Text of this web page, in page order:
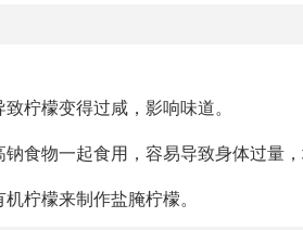
柠檬变得过咸，影响味道。
食物一起食用，容易导致身体过量，
柠檬来制作盐腌柠檬。